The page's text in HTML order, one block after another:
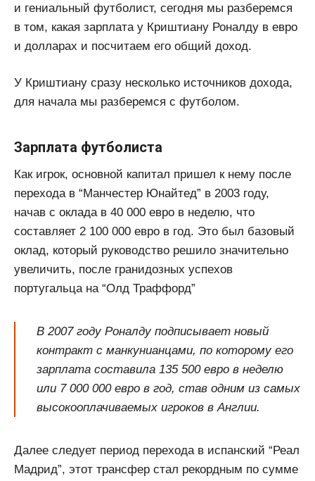
и гениальный футболист, сегодня мы разберемся
в том, какая зарплата у Криштиану Роналду в евро
и долларах и посчитаем его общий доход.
У Криштиану сразу несколько источников дохода,
для начала мы разберемся с футболом.
Зарплата футболиста
Как игрок, основной капитал пришел к нему после
перехода в “Манчестер Юнайтед” в 2003 году,
начав с оклада в 40 000 евро в неделю, что
составляет 2 100 000 евро в год. Это был базовый
оклад, который руководство решило значительно
увеличить, после гранидозных успехов
португальца на “Олд Траффорд”
В 2007 году Роналду подписывает новый
контракт с манкунианцами, по которому его
зарплата составила 135 500 евро в неделю
или 7 000 000 евро в год, став одним из самых
высокооплачиваемых игроков в Англии.
Далее следует период перехода в испанский “Реал
Мадрид”, этот трансфер стал рекордным по сумме